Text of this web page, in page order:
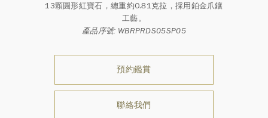
13顆圓形紅寶石，總重約0.81克拉，採用鉑金爪鑲
工藝。
產品序號: WBRPRDS05SP05
預約鑑賞
聯絡我們